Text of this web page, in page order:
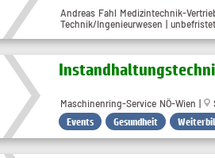
Andreas Fahl Medizintechnik-
Technik/Ingenieurwesen |
Maschinenring-Service NÖ-Wien |
Events Gesundheit